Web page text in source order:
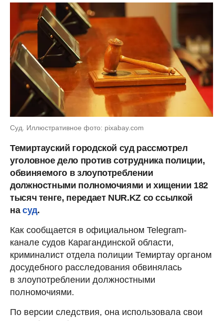
Суд. Иллюстративное фото: pixabay.com
Темиртауский городской суд рассмотрел
уголовное дело против сотрудника полиции,
обвиняемого в злоупотреблении
должностными полномочиями и хищении 182
тысяч тенге, передает NUR.KZ со ссылкой
на суд.
Как сообщается в официальном Telegram-
канале судов Карагандинской области,
криминалист отдела полиции Темиртау органом
досудебного расследования обвинялась
в злоупотреблении должностными
полномочиями.
По версии следствия, она использовала свои